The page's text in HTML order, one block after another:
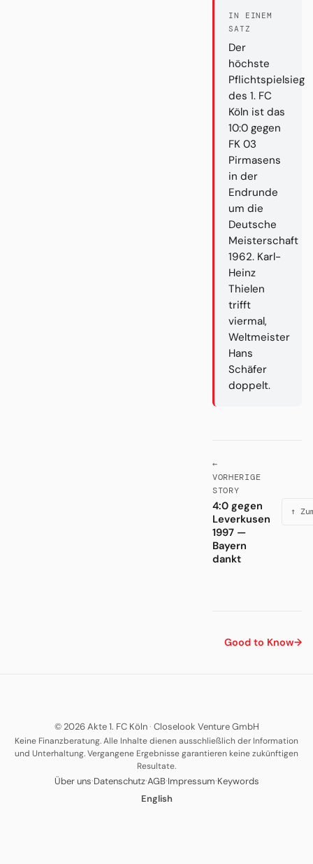
IN EINEM
SATZ
Der
höchste
Pflichtspielsieg
des 1. FC
Köln ist das
10:0 gegen
FK 03
Pirmasens
in der
Endrunde
um die
Deutsche
Meisterschaft
1962. Karl-
Heinz
Thielen
trifft
viermal,
Weltmeister
Hans
Schäfer
doppelt.
←
VORHERIGE
STORY
4:0 gegen
Leverkusen
1997 —
Bayern
dankt
↑
Good to Know→
© 2026 Akte 1. FC Köln· Closelook Venture GmbH
Keine Finanzberatung. Alle Inhalte dienen ausschließlich der Information
und Unterhaltung. Vergangene Ergebnisse garantieren keine zukünftigen
Resultate.
Über uns·Datenschutz·AGB·Impressum·Keywords
English